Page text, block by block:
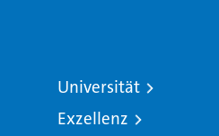
Universität
Exzellenz